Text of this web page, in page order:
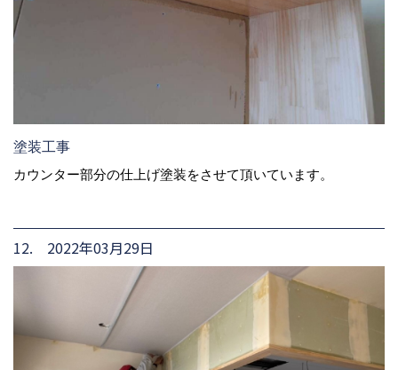
塗装工事
カウンター部分の仕上げ塗装をさせて頂いています。
12. 2022年03月29日